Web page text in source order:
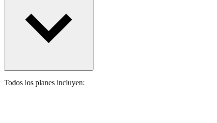
Todos los planes incluyen: